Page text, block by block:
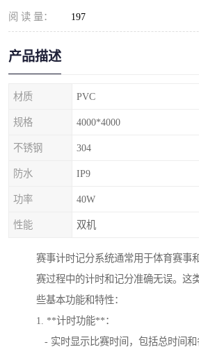
阅 读 量： 197
产品描述
材质 PVC
规格 4000*4000
不锈钢 304
防水 IP9
功率 40W
性能 双机
赛事计时记分系统通常用于体育赛事
赛过程中的计时和记分准确无误。这
些基本功能和特性：
1. **计时功能**：
- 实时显示比赛时间，包括总时间和